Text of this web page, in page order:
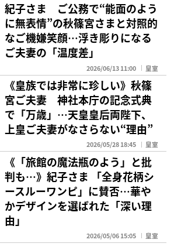
紀子さま ご公務で“能面のよう
に無表情”の秋篠宮さまと対照的
なご機嫌笑顔…浮き彫りになる
ご夫妻の「温度差」
2026/06/13 11:00 皇室
《皇族では非常に珍しい》秋篠
宮ご夫妻 神社本庁の記念式典
で「万歳」…天皇皇后両陛下、
上皇ご夫妻がなさらない“理由”
2026/05/28 18:45 皇室
《「旅館の魔法瓶のよう」と批
判も…》紀子さま 「全身花柄シ
ースルーワンピ」に賛否…華や
かデザインを選ばれた「深い理
由」
2026/05/06 15:05 皇室